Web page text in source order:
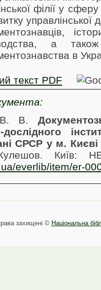
філії у
а
в
текст PDF
В. В.
дослідного
СРСР у м. Києві
Київ:
everlib/item/er-
захищені © Національна